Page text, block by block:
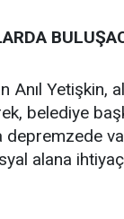
Anıl Yetişkin,
belediye
alana